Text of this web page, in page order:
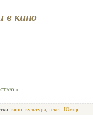
в кино
»
кино, культура, текст, Юмор